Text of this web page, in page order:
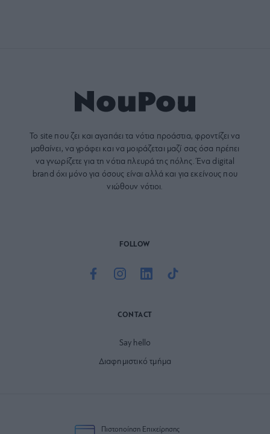
Το site που ζει και αγαπάει τα νότια προάστια, φροντίζει να
μαθαίνει, να γράφει και να μοιράζεται μαζί σας όσα πρέπει
να γνωρίζετε για τη νότια πλευρά της πόλης. Ένα digital
brand όχι μόνο για όσους είναι αλλά και για εκείνους που
νιώθουν νότιοι.
FOLLOW
CONTACT
Say hello
Διαφημιστικό τμήμα
Πιστοποίηση Επιχείρησης